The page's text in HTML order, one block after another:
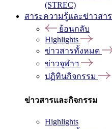
(STREC)
สาระความรู้และข่าวสาร
ย้อนกลับ
Highlights
ข่าวสารทั้งหมด
ข่าวจุฬาฯ
ปฏิทินกิจกรรม
ข่าวสารและกิจกรรม
Highlights